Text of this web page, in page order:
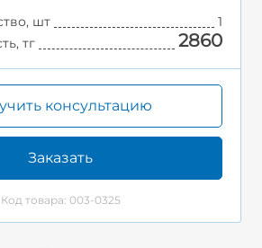
шт
1
тг
2860
консультацию
Заказать
Код товара: 003-0325